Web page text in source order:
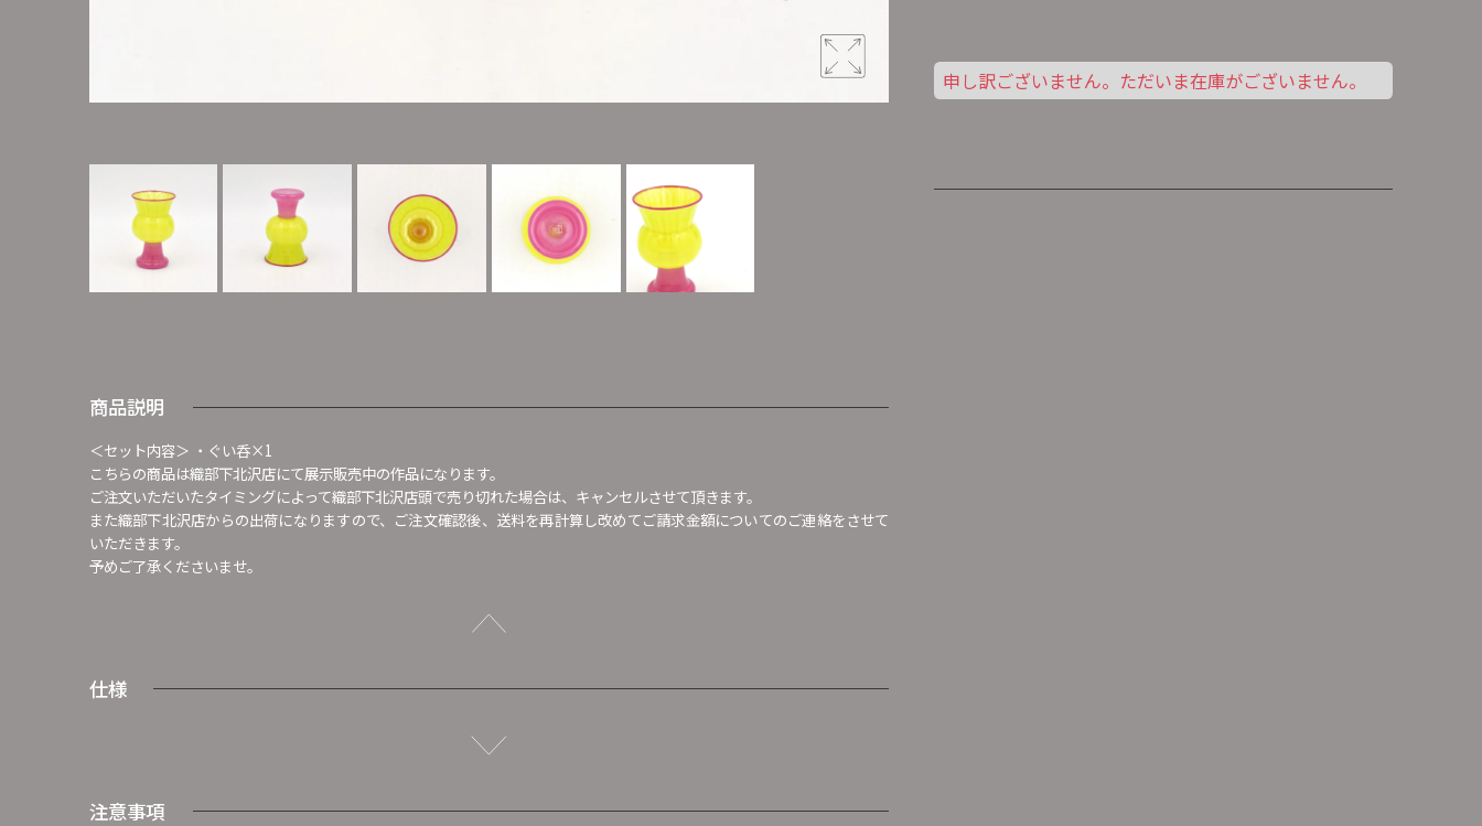
商品説明
＜セット内容＞ ・ぐい呑×1
こちらの商品は織部下北沢店にて展示販売中の作品になります。
ご注文いただいたタイミングによって織部下北沢店頭で売り切れた場合は、キャンセルさせて頂きます。
また織部下北沢店からの出荷になりますので、ご注文確認後、送料を再計算し改めてご請求金額についてのご連絡をさせて
いただきます。
予めご了承くださいませ。
仕様
注意事項
申し訳ございません。ただいま在庫がございません。